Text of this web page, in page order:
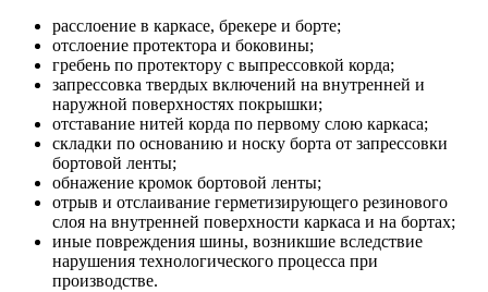
расслоение в каркасе, брекере и борте;
отслоение протектора и боковины;
гребень по протектору с выпрессовкой корда;
запрессовка твердых включений на внутренней и
наружной поверхностях покрышки;
отставание нитей корда по первому слою каркаса;
складки по основанию и носку борта от запрессовки
бортовой ленты;
обнажение кромок бортовой ленты;
отрыв и отслаивание герметизирующего резинового
слоя на внутренней поверхности каркаса и на бортах;
иные повреждения шины, возникшие вследствие
нарушения технологического процесса при
производстве.